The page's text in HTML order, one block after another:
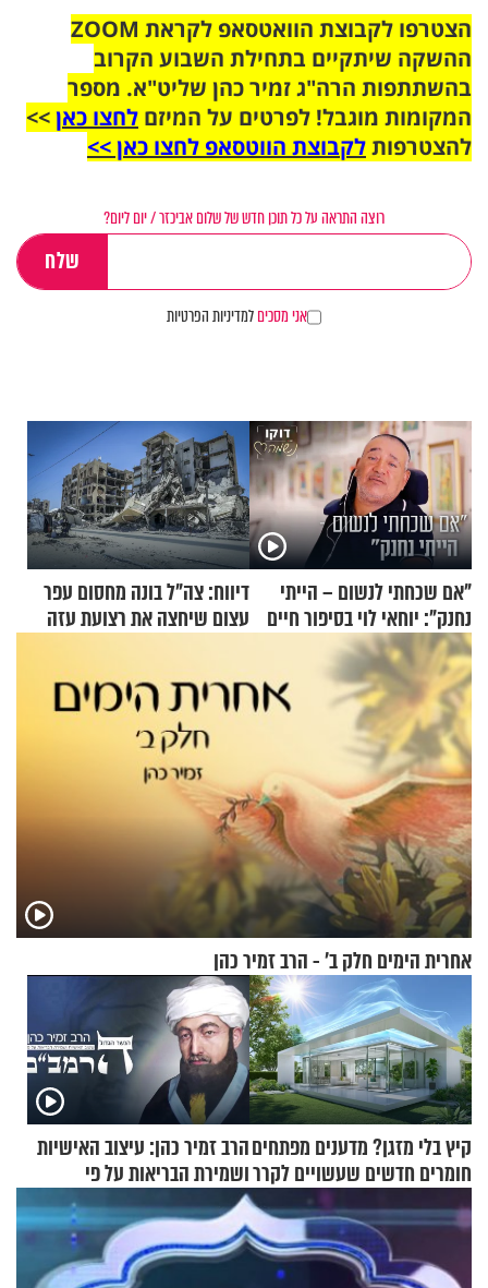
הצטרפו לקבוצת הוואטסאפ לקראת ZOOM
ההשקה שיתקיים בתחילת השבוע הקרוב
בהשתתפות הרה"ג זמיר כהן שליט"א. מספר
המקומות מוגבל! לפרטים על המיזם לחצו כאן>>
להצטרפותלקבוצת הווטסאפ לחצו כאן >>
רוצה התראה על כל תוכן חדש של שלום אביכזר / יום ליום?
אני מסכיםלמדיניות הפרטיות
"אם שכחתי לנשום – הייתי
נחנק": יוחאי לוי בסיפור חיים
מעורר השראה
דיווח: צה"ל בונה מחסום עפר
עצום שיחצה את רצועת עזה
אחרית הימים חלק ב’ - הרב זמיר כהן
קיץ בלי מזגן? מדענים מפתחים
חומרים חדשים שעשויים לקרר
בתים
הרב זמיר כהן: עיצוב האישיות
ושמירת הבריאות על פי
הרמב"ם - פרק 11